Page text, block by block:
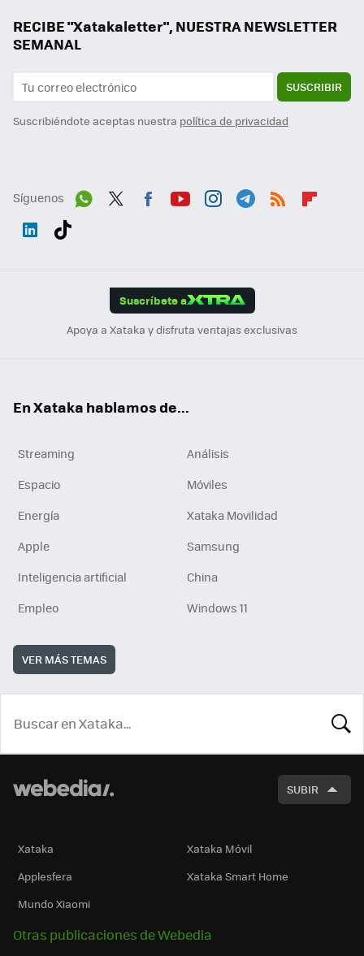
RECIBE "Xatakaletter", NUESTRA NEWSLETTER
SEMANAL
SUSCRIBIR
Suscribiéndote aceptas nuestra política de privacidad
Síguenos
Suscríbete a
Apoya a Xataka y disfruta ventajas exclusivas
En Xataka hablamos de...
Streaming
Análisis
Espacio
Móviles
Energía
Xataka Movilidad
Apple
Samsung
Inteligencia artificial
China
Empleo
Windows 11
VER MÁS TEMAS
SUBIR
Xataka
Xataka Móvil
Applesfera
Xataka Smart Home
Mundo Xiaomi
Otras publicaciones de Webedia